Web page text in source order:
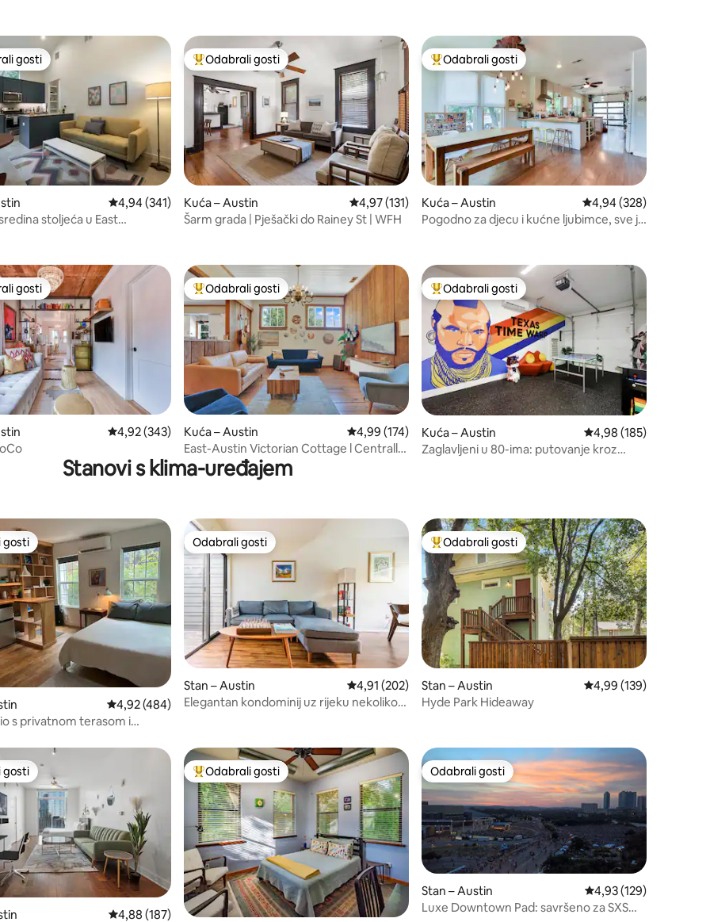
recenzija: 134
rangiranima s oznakom „Odabrali gosti”
gosti
Prosječna ocjena: 4,94/5, recenzija: 341
4,94 (341)
stoljeća u East
Među najviše rangiranima s oznakom „Odabrali gosti”
Odabrali gosti
Kuća – Austin Prosječna ocjena: 4,97/5, recenzija: 131
4,97 (131)
Šarm grada | Pješački do Rainey St | WFH
Među najviše rangiranima s oznakom „Odabrali gosti”
Odabrali gosti
Kuća – Austin Prosječna ocjena:
4,94 (328)
Pogodno za djecu i kućne ljubimce, sve je
recenzija: 226
rangiranima s oznakom „Odabrali gosti”
gosti
Prosječna ocjena: 4,92/5, recenzija: 343
4,92 (343)
Među najviše rangiranima s oznakom „Odabrali gosti”
Odabrali gosti
Kuća – Austin Prosječna ocjena: 4,99/5, recenzija: 174
4,99 (174)
East-Austin Victorian Cottage l Centrally
Smještena
Među najviše rangiranima s oznakom „Odabrali gosti”
Odabrali gosti
Kuća – Austin Prosječna ocjena:
4,98 (185)
Zaglavljeni u 80-ima: putovanje kroz
Stanovi s klima-uređajem
recenzija: 141
gosti
gosti
Prosječna ocjena: 4,92/5, recenzija: 484
4,92 (484)
s privatnom terasom i
Odabrali gosti
Odabrali gosti
Stan – Austin Prosječna ocjena: 4,91/5, recenzija: 202
4,91 (202)
Elegantan kondominij uz rijeku nekoliko
Među najviše rangiranima s oznakom „Odabrali gosti”
Odabrali gosti
Stan – Austin Prosječna ocjena:
4,99 (139)
Hyde Park Hideaway
gosti
gosti
Prosječna ocjena: 4,88/5, recenzija: 187
4,88 (187)
Među najviše rangiranima s oznakom „Odabrali gosti”
Odabrali gosti Odabrali gosti
Odabrali gosti
Stan – Austin Prosječna ocjena:
4,93 (129)
Luxe Downtown Pad: savršeno za SXSW i